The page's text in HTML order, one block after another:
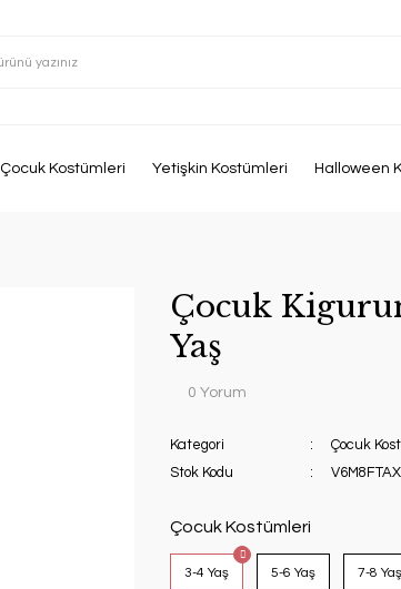
Çocuk Kostümleri Yetişkin Kostümleri Halloween
Çocuk
Yaş
0 Yorum
Kategori
Çocuk
Stok Kodu
Çocuk Kostümleri
3-4 Yaş 5-6 Yaş 7-8 Yaş